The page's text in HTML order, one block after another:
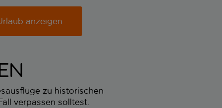
anzeigen
zu historischen
verpassen solltest.